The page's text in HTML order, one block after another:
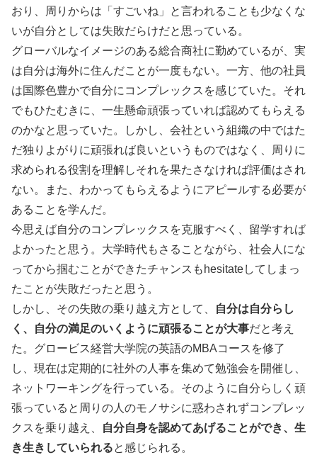
おり、周りからは「すごいね」と言われることも少なくな
いが自分としては失敗だらけだと思っている。
グローバルなイメージのある総合商社に勤めているが、実
は自分は海外に住んだことが一度もない。一方、他の社員
は国際色豊かで自分にコンプレックスを感じていた。それ
でもひたむきに、一生懸命頑張っていれば認めてもらえる
のかなと思っていた。しかし、会社という組織の中ではた
だ独りよがりに頑張れば良いというものではなく、周りに
求められる役割を理解しそれを果たさなければ評価はされ
ない。また、わかってもらえるようにアピールする必要が
あることを学んだ。
今思えば自分のコンプレックスを克服すべく、留学すれば
よかったと思う。大学時代もさることながら、社会人にな
ってから掴むことができたチャンスもhesitateしてしまっ
たことが失敗だったと思う。
しかし、その失敗の乗り越え方として、
自分は自分らし
く、自分の満足のいくように頑張ることが大事だと考え
た。グロービス経営大学院の英語のMBAコースを修了
し、現在は定期的に社外の人事を集めて勉強会を開催し、
ネットワーキングを行っている。そのように自分らしく頑
張っていると周りの人のモノサシに惑わされずコンプレッ
クスを乗り越え、
自分自身を認めてあげることができ、生
き生きしていられると感じられる。